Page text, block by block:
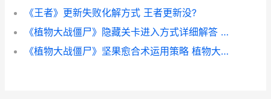
《王者》更新失败化解方式 王者更新没?
《植物大战僵尸》隐藏关卡进入方式详细解答 植物大战僵尸原版
《植物大战僵尸》坚果愈合术运用策略 植物大战僵尸融合版